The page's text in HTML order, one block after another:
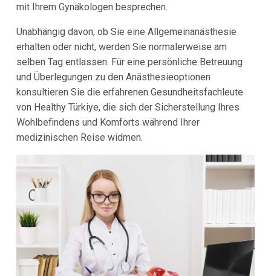
mit Ihrem Gynäkologen besprechen.
Unabhängig davon, ob Sie eine Allgemeinanästhesie
erhalten oder nicht, werden Sie normalerweise am
selben Tag entlassen. Für eine persönliche Betreuung
und Überlegungen zu den Anästhesieoptionen
konsultieren Sie die erfahrenen Gesundheitsfachleute
von Healthy Türkiye, die sich der Sicherstellung Ihres
Wohlbefindens und Komforts während Ihrer
medizinischen Reise widmen.